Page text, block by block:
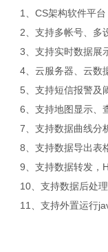
1、CS架构软件平台
2、支持多帐号、多
3、支持实时数据展
4、云服务器、云数据
5、支持短信报警及
6、支持地图显示、查
7、支持数据曲线分
8、支持数据导出表
9、支持数据转发，
10、支持数据后处理
11、支持外置运行